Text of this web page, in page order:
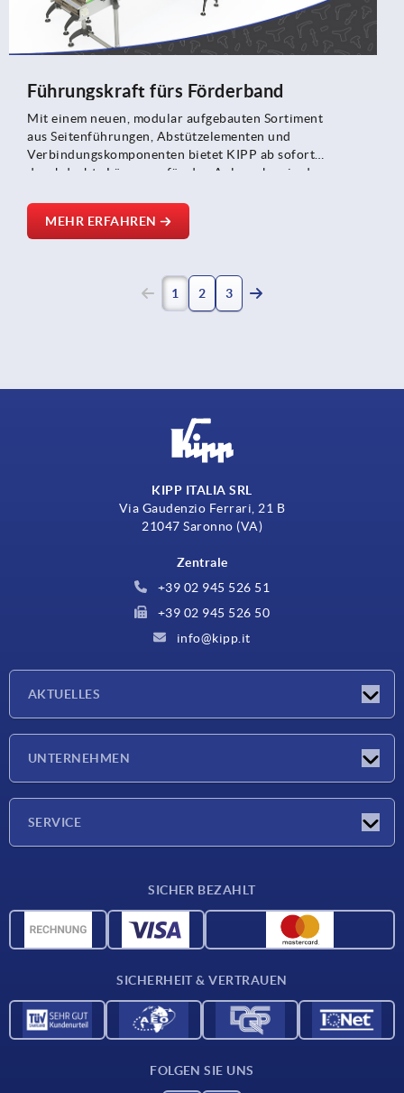
Führungskraft fürs Förderband
Mit einem neuen, modular aufgebauten Sortiment
aus Seitenführungen, Abstützelementen und
Verbindungskomponenten bietet KIPP ab sofort
durchdachte Lösungen für den Anlagenbau in der
Stabilität und Benutzerfreundlichkeit ausgelegt – ideal
für Einsatzbereiche wie die Lebensmittel- und
MEHR ERFAHREN
1 2 3
KIPP ITALIA SRL
Via Gaudenzio Ferrari, 21 B
21047 Saronno (VA)
Zentrale
+39 02 945 526 51
+39 02 945 526 50
info@kipp.it
AKTUELLES
UNTERNEHMEN
SERVICE
CAD-Daten
SICHER BEZAHLT
SICHERHEIT & VERTRAUEN
FOLGEN SIE UNS